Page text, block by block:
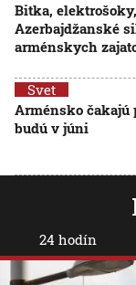
Bitka,
Azerbajdžanské
arménskych
Svet
Arménsko čakajú
budú v júni
24 hodín